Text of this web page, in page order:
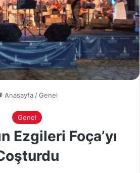
Anasayfa / Genel
Genel
Ezgileri Foça’yı